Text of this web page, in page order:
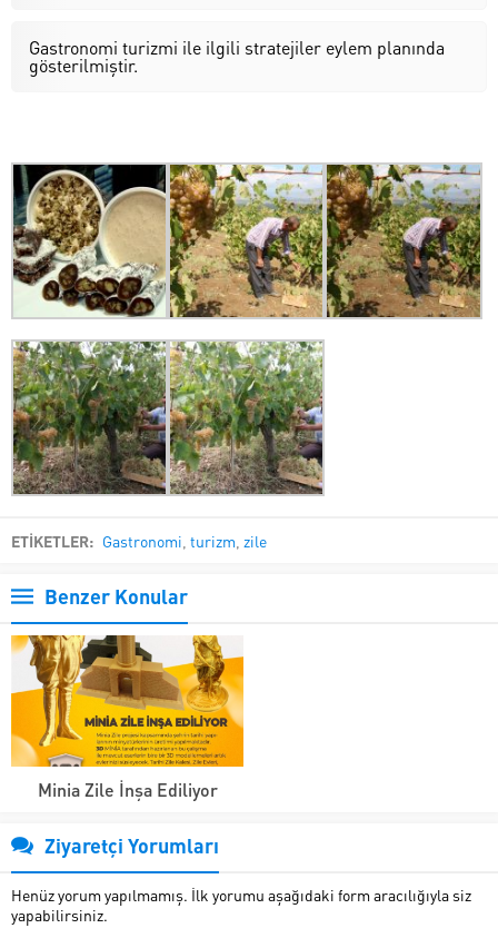
Gastronomi turizmi ile ilgili stratejiler eylem planında
gösterilmiştir.
ETİKETLER: Gastronomi turizm zile
Benzer Konular
Minia Zile İnşa Ediliyor
Ziyaretçi Yorumları
Henüz yorum yapılmamış. İlk yorumu aşağıdaki form aracılığıyla siz
yapabilirsiniz.